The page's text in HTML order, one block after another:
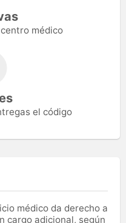
médico
el código
médico da derecho a
cargo adicional, según